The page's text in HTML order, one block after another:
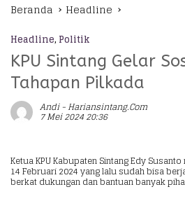
Beranda Headline
Headline, Politik
KPU Sintang Gelar
Tahapan Pilkada
Andi - Hariansintang.com
7 Mei 2024 20:36
Ketua KPU Kabupaten Sintang Edy
14 Februari 2024 yang lalu sudah bisa
berkat dukungan dan bantuan banyak